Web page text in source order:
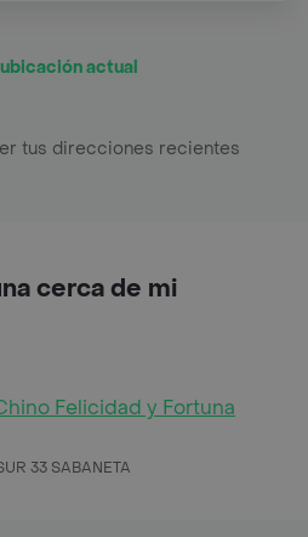
actual
tus direcciones recientes
cerca de mi
Felicidad y Fortuna
33 SABANETA